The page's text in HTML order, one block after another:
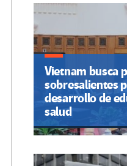
Vietnam busca
sobresalientes
desarrollo de
salud